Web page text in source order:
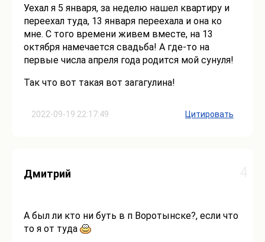
2022-09-19 22:17:49
Уехал я 5 января, за неделю нашел квартиру и
переехал туда, 13 января переехала и она ко
мне. С того времени живем вместе, на 13
октября намечается свадьба! А где-то на
первые числа апреля года родится мой сунуля!
Так что вот такая вот загагулина!
Цитировать
Дмитрий
А был ли кто ни буть в п Воротынске?, если что
то я от туда